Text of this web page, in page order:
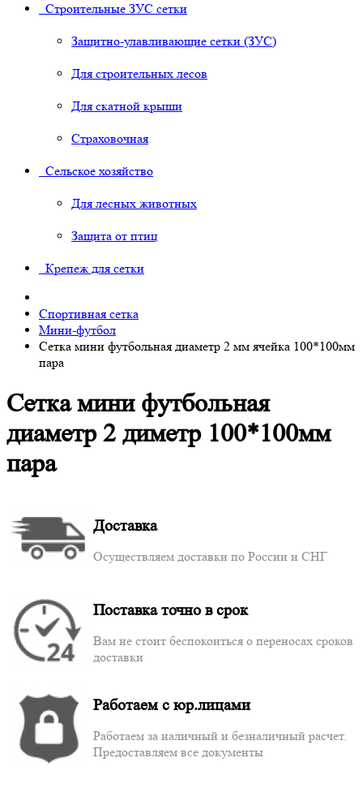
Строительные ЗУС сетки
Защитно-улавливающие сетки (ЗУС)
Для строительных лесов
Для скатной крыши
Страховочная
Сельское хозяйство
Для лесных животных
Защита от птиц
Крепеж для сетки
Спортивная сетка
Мини-футбол
Сетка мини футбольная диаметр 2 мм ячейка 100*100мм
пара
Сетка мини футбольная
диаметр 2 диметр 100*100мм
пара
Доставка
Осуществляем доставки по России и СНГ
Поставка точно в срок
Вам не стоит беспокоиться о переносах сроков
доставки
Работаем с юр.лицами
Работаем за наличный и безналичный расчет.
Предоставляем все документы